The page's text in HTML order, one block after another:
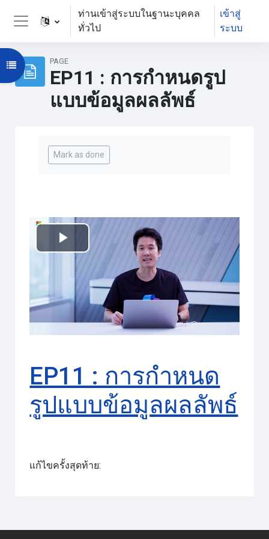
ข้ามไปที่เนื้อหาหลัก
Side panel
ท่านเข้าสู่ระบบในฐานะบุคคล
ทั่วไป
เข้าสู่
ระบบ
PAGE
EP11 : การกำหนดรูป
แบบข้อมูลผลลัพธ์
Open course index
Mark as done
เล่น
วิดีโอ
EP11 : การกำหนด
รูปแบบข้อมูลผลลัพธ์
แก้ไขครั้งสุดท้าย: